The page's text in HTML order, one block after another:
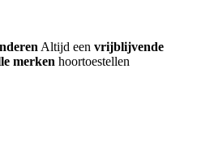
Altijd een vrijblijvende
merken hoortoestellen